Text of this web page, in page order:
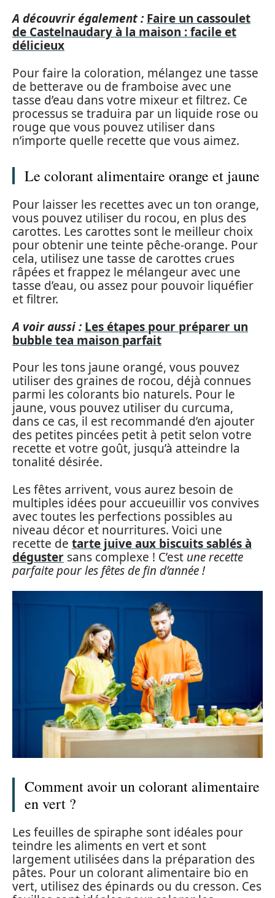
A découvrir également : Faire un cassoulet
de Castelnaudary à la maison : facile et
délicieux
Pour faire la coloration, mélangez une tasse
de betterave ou de framboise avec une
tasse d’eau dans votre mixeur et filtrez. Ce
processus se traduira par un liquide rose ou
rouge que vous pouvez utiliser dans
n’importe quelle recette que vous aimez.
Le colorant alimentaire orange et jaune
Pour laisser les recettes avec un ton orange,
vous pouvez utiliser du rocou, en plus des
carottes. Les carottes sont le meilleur choix
pour obtenir une teinte pêche-orange. Pour
cela, utilisez une tasse de carottes crues
râpées et frappez le mélangeur avec une
tasse d’eau, ou assez pour pouvoir liquéfier
et filtrer.
A voir aussi : Les étapes pour préparer un
bubble tea maison parfait
Pour les tons jaune orangé, vous pouvez
utiliser des graines de rocou, déjà connues
parmi les colorants bio naturels. Pour le
jaune, vous pouvez utiliser du curcuma,
dans ce cas, il est recommandé d’en ajouter
des petites pincées petit à petit selon votre
recette et votre goût, jusqu’à atteindre la
tonalité désirée.
Les fêtes arrivent, vous aurez besoin de
multiples idées pour accueuillir vos convives
avec toutes les perfections possibles au
niveau décor et nourritures. Voici une
recette de tarte juive aux biscuits sablés à
déguster sans complexe ! C’est une recette
parfaite pour les fêtes de fin d’année !
Comment avoir un colorant alimentaire
en vert ?
Les feuilles de spiraphe sont idéales pour
teindre les aliments en vert et sont
largement utilisées dans la préparation des
pâtes. Pour un colorant alimentaire bio en
vert, utilisez des épinards ou du cresson. Ces